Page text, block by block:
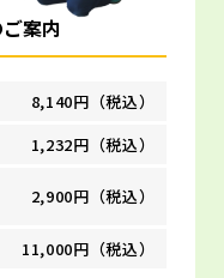
案内
8,140円（税込）
1,232円（税込）
2,900円（税込）
11,000円（税込）